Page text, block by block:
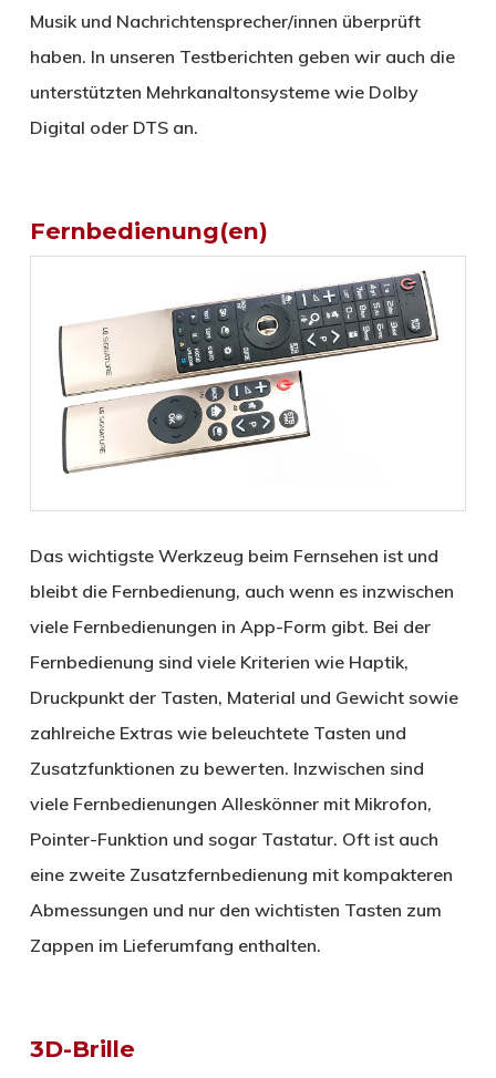
Musik und Nachrichtensprecher/innen überprüft
haben. In unseren Testberichten geben wir auch die
unterstützten Mehrkanaltonsysteme wie Dolby
Digital oder DTS an.
Fernbedienung(en)
Das wichtigste Werkzeug beim Fernsehen ist und
bleibt die Fernbedienung, auch wenn es inzwischen
viele Fernbedienungen in App-Form gibt. Bei der
Fernbedienung sind viele Kriterien wie Haptik,
Druckpunkt der Tasten, Material und Gewicht sowie
zahlreiche Extras wie beleuchtete Tasten und
Zusatzfunktionen zu bewerten. Inzwischen sind
viele Fernbedienungen Alleskönner mit Mikrofon,
Pointer-Funktion und sogar Tastatur. Oft ist auch
eine zweite Zusatzfernbedienung mit kompakteren
Abmessungen und nur den wichtisten Tasten zum
Zappen im Lieferumfang enthalten.
3D-Brille